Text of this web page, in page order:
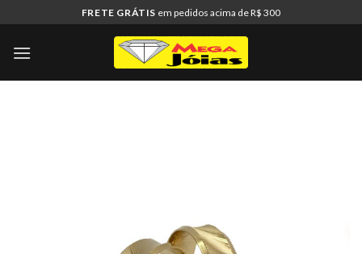
to
content
FRETE GRÁTIS em pedidos acima de R$ 300